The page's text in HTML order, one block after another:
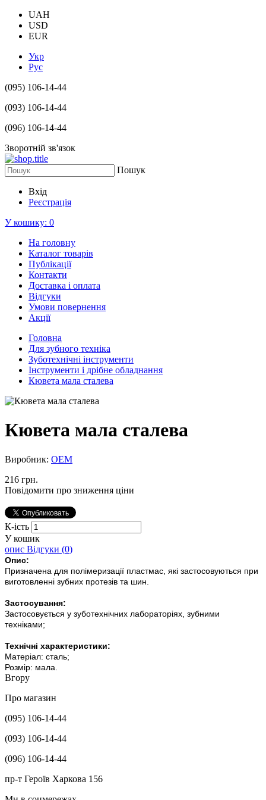
UAH
USD
EUR
Укр
Рус
(095) 106-14-44
(093) 106-14-44
(096) 106-14-44
Зворотній зв'язок
Пошук
Вхід
Реєстрація
У кошику: 0
На головну
Каталог товарів
Публікації
Контакти
Доставка і оплата
Відгуки
Умови повернення
Акції
Головна
Для зубного техніка
Зуботехнічні інструменти
Інструменти і дрібне обладнання
Кювета мала сталева
Кювета мала сталева
Виробник: ОЕМ
216 грн.
Повідомити про зниження ціни
К-ість
У кошик
опис Відгуки (0)
Опис:
Призначена для полімеризації пластмас, які застосовуються при
виготовленні зубних протезів та шин.
Застосування:
Застосовується у зуботехнічних лабораторіях, зубними
техніками;
Технічні характеристики:
Матеріал: сталь;
Розмір: мала.
Вгору
Про магазин
(095) 106-14-44
(093) 106-14-44
(096) 106-14-44
пр-т Героїв Харкова 156